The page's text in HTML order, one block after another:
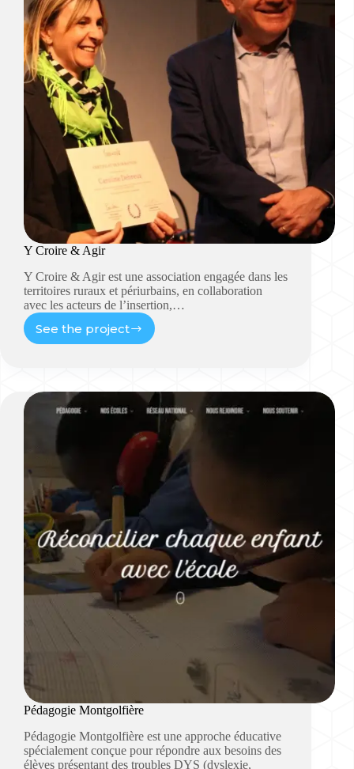
Y Croire & Agir
Y Croire & Agir est une association engagée dans les
territoires ruraux et périurbains, en collaboration
avec les acteurs de l’insertion,…
See the project
Pédagogie Montgolfière
Pédagogie Montgolfière est une approche éducative
spécialement conçue pour répondre aux besoins des
élèves présentant des troubles DYS (dyslexie,